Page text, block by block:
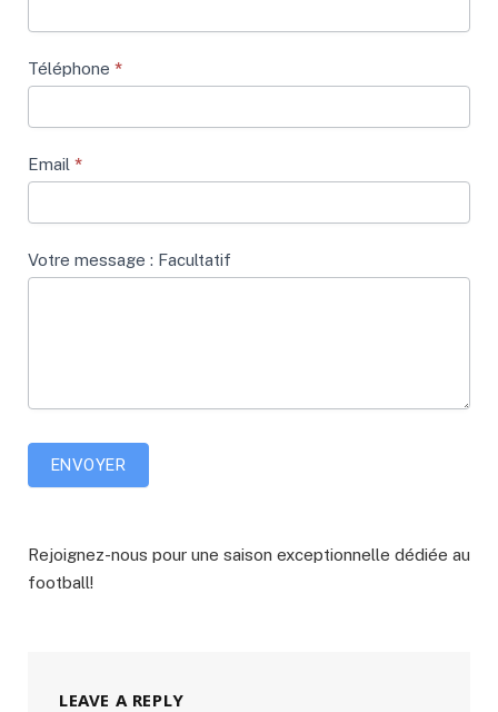
Téléphone *
Email *
Votre message : Facultatif
ENVOYER
Rejoignez-nous pour une saison exceptionnelle dédiée au
football!
LEAVE A REPLY